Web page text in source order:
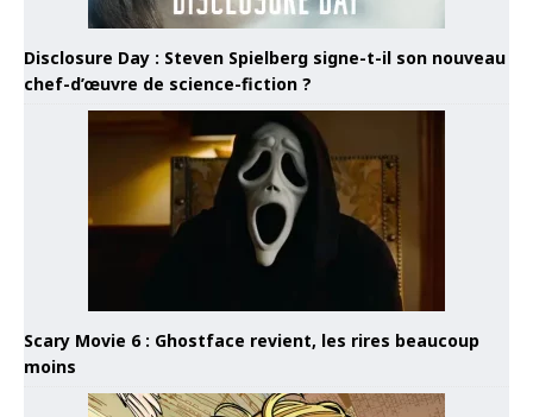
Disclosure Day : Steven Spielberg signe-t-il son nouveau
chef-d’œuvre de science-fiction ?
Scary Movie 6 : Ghostface revient, les rires beaucoup
moins